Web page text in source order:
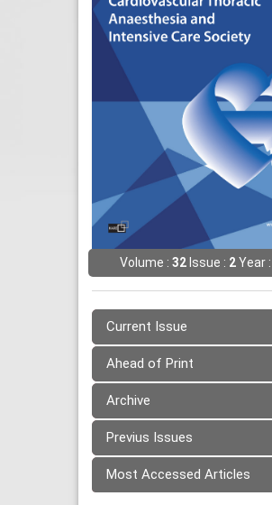
Volume : 32Issue : 2Year :
Current Issue
Ahead of Print
Archive
Previus Issues
Most Accessed Articles